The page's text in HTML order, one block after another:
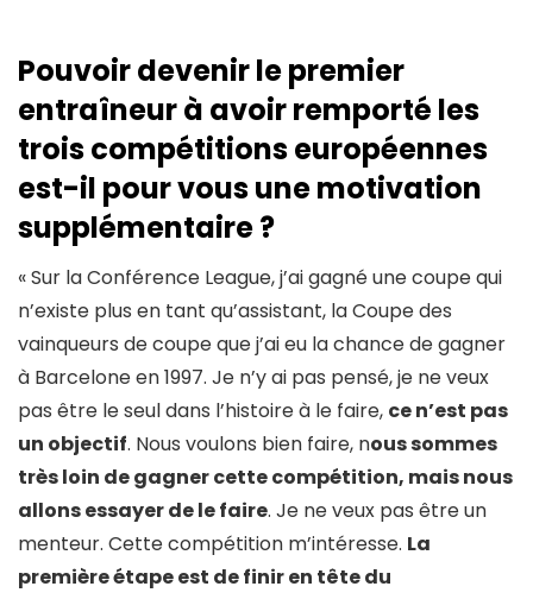
Pouvoir devenir le premier
entraîneur à avoir remporté les
trois compétitions européennes
est-il pour vous une motivation
supplémentaire ?
« Sur la Conférence League, j’ai gagné une coupe qui
n’existe plus en tant qu’assistant, la Coupe des
vainqueurs de coupe que j’ai eu la chance de gagner
à Barcelone en 1997. Je n’y ai pas pensé, je ne veux
pas être le seul dans l’histoire à le faire, ce n’est pas
un objectif. Nous voulons bien faire, nous sommes
très loin de gagner cette compétition, mais nous
allons essayer de le faire. Je ne veux pas être un
menteur. Cette compétition m’intéresse. La
première étape est de finir en tête du